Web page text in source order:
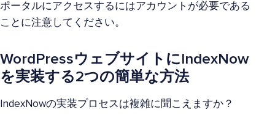
ポータルにアクセスするにはアカウントが必要である
ことに注意してください。
WordPressウェブサイトにIndexNow
を実装する2つの簡単な方法
IndexNowの実装プロセスは複雑に聞こえますか？